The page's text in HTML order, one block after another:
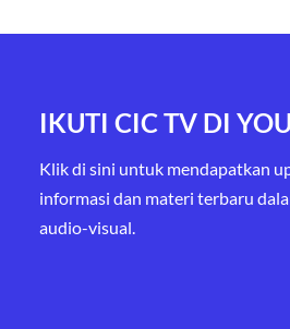
IKUTI CIC TV DI
Klik di sini untuk mendapatkan
informasi dan materi terbaru
audio-visual.